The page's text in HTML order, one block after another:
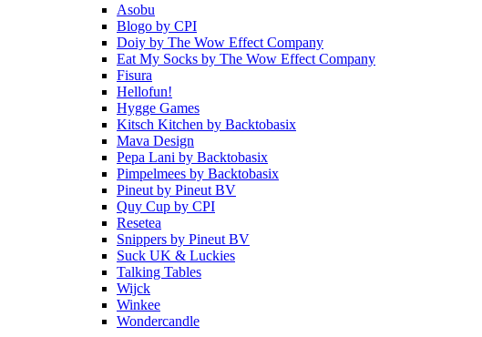
Asobu
Blogo by CPI
Doiy by The Wow Effect Company
Eat My Socks by The Wow Effect Company
Fisura
Hellofun!
Hygge Games
Kitsch Kitchen by Backtobasix
Mava Design
Pepa Lani by Backtobasix
Pimpelmees by Backtobasix
Pineut by Pineut BV
Quy Cup by CPI
Resetea
Snippers by Pineut BV
Suck UK & Luckies
Talking Tables
Wijck
Winkee
Wondercandle